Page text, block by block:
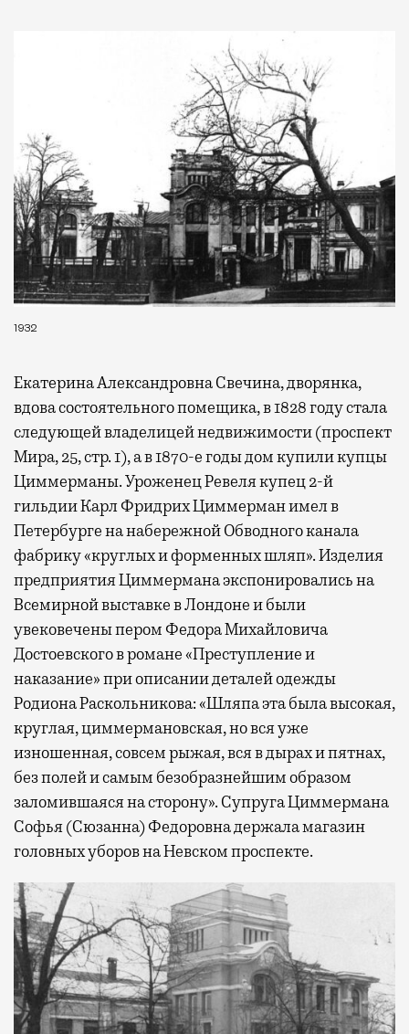
1932
Екатерина Александровна Свечина, дворянка,
вдова состоятельного помещика, в 1828 году стала
следующей владелицей недвижимости (проспект
Мира, 25, стр. 1), а в 1870-е годы дом купили купцы
Циммерманы. Уроженец Ревеля купец 2-й
гильдии Карл Фридрих Циммерман имел в
Петербурге на набережной Обводного канала
фабрику «круглых и форменных шляп». Изделия
предприятия Циммермана экспонировались на
Всемирной выставке в Лондоне и были
увековечены пером Федора Михайловича
Достоевского в романе «Преступление и
наказание» при описании деталей одежды
Родиона Раскольникова: «Шляпа эта была высокая,
круглая, циммермановская, но вся уже
изношенная, совсем рыжая, вся в дырах и пятнах,
без полей и самым безобразнейшим образом
заломившаяся на сторону». Супруга Циммермана
Софья (Сюзанна) Федоровна держала магазин
головных уборов на Невском проспекте.